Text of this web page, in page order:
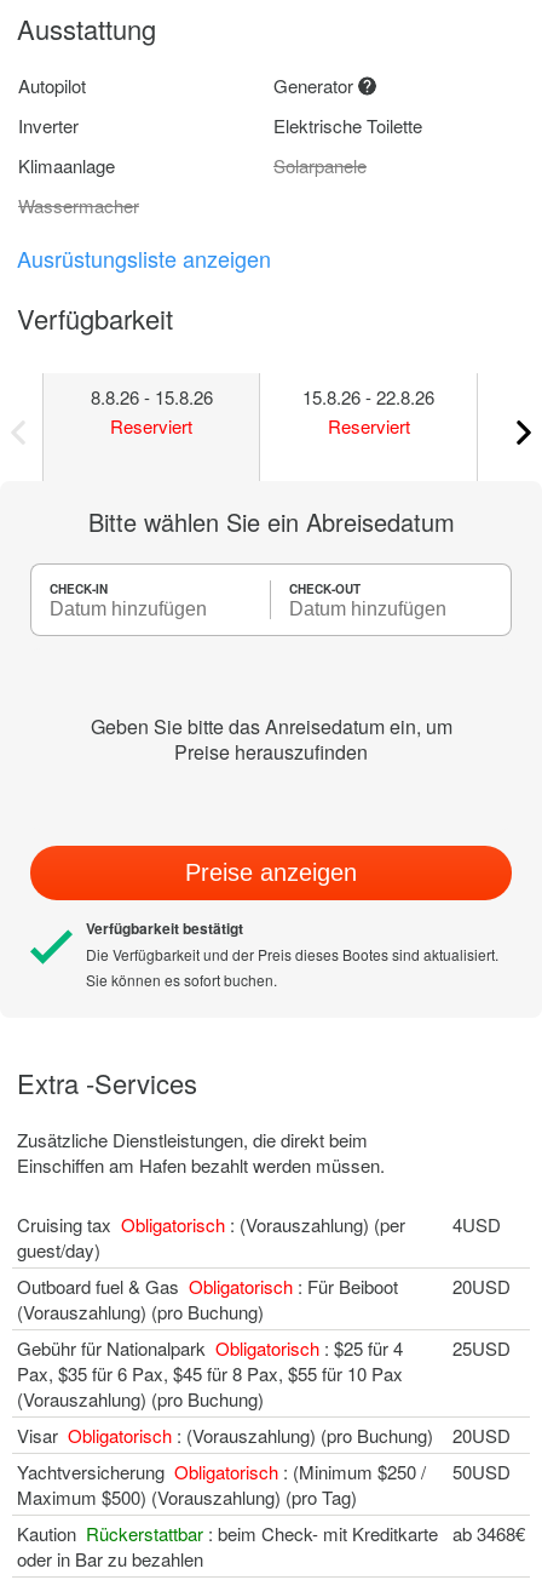
Ausstattung
Autopilot
Generator
Inverter
Elektrische Toilette
Klimaanlage
Solarpanele
Wassermacher
Ausrüstungsliste anzeigen
Verfügbarkeit
8.8.26 - 15.8.26
Reserviert
15.8.26 - 22.8.26
Reserviert
Bitte wählen Sie ein Abreisedatum
CHECK-IN CHECK-OUT
Geben Sie bitte das Anreisedatum ein, um
Preise herauszufinden
Preise anzeigen
Verfügbarkeit bestätigt
Die Verfügbarkeit und der Preis dieses Bootes sind aktualisiert.
Sie können es sofort buchen.
Extra -Services
Zusätzliche Dienstleistungen, die direkt beim
Einschiffen am Hafen bezahlt werden müssen.
Cruising tax Obligatorisch : (Vorauszahlung) (per
guest/day)
4USD
Outboard fuel & Gas Obligatorisch : Für Beiboot
(Vorauszahlung) (pro Buchung)
20USD
Gebühr für Nationalpark Obligatorisch : $25 für 4
Pax, $35 für 6 Pax, $45 für 8 Pax, $55 für 10 Pax
(Vorauszahlung) (pro Buchung)
25USD
Visar Obligatorisch : (Vorauszahlung) (pro Buchung)
20USD
Yachtversicherung Obligatorisch : (Minimum $250 /
Maximum $500) (Vorauszahlung) (pro Tag)
50USD
Kaution Rückerstattbar : beim Check- mit Kreditkarte
oder in Bar zu bezahlen
ab 3468€